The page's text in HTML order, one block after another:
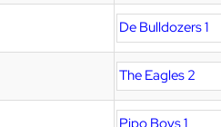
De Bulldozers 1
The Eagles 2
Pipo Boys 1